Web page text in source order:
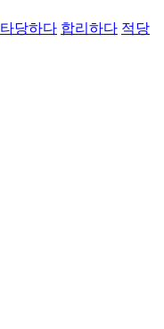
타당하다 합리하다 적당